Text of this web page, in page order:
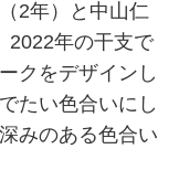
2年）と中山仁
2022年の干支で
クをデザインし
たい色合いにし
みのある色合い